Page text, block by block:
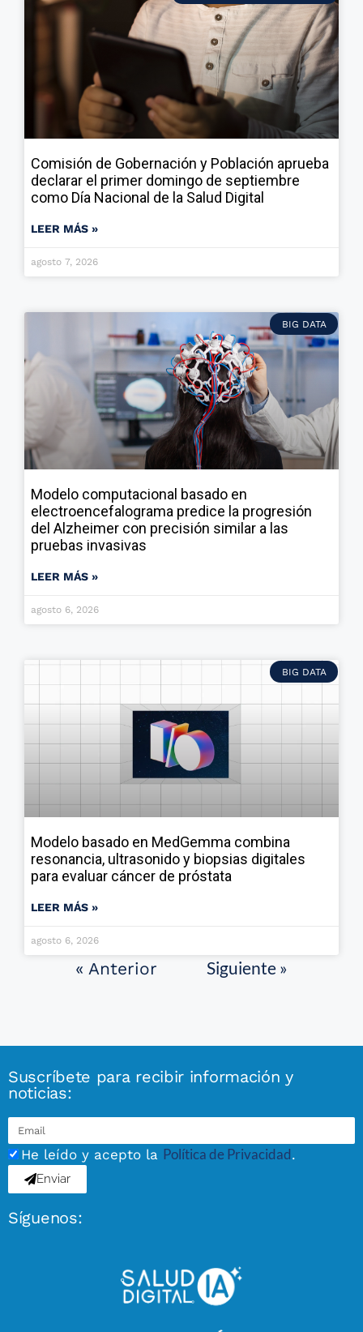
Comisión de Gobernación y Población aprueba
declarar el primer domingo de septiembre
como Día Nacional de la Salud Digital
LEER MÁS »
agosto 7, 2026
BIG DATA
Modelo computacional basado en
electroencefalograma predice la progresión
del Alzheimer con precisión similar a las
pruebas invasivas
LEER MÁS »
agosto 6, 2026
BIG DATA
Modelo basado en MedGemma combina
resonancia, ultrasonido y biopsias digitales
para evaluar cáncer de próstata
LEER MÁS »
agosto 6, 2026
« Anterior Siguiente »
Suscríbete para recibir información y
noticias:
He leído y acepto la Política de Privacidad.
Enviar
Síguenos: